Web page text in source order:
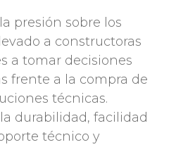
presión sobre los
a constructoras
a tomar decisiones
frente a la compra de
técnicas.
durabilidad, facilidad
técnico y